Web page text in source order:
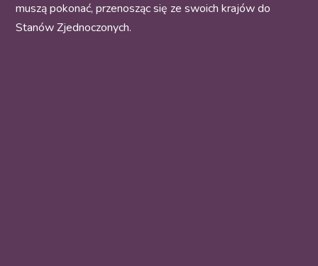
muszą pokonać, przenosząc się ze swoich krajów do
Stanów Zjednoczonych.